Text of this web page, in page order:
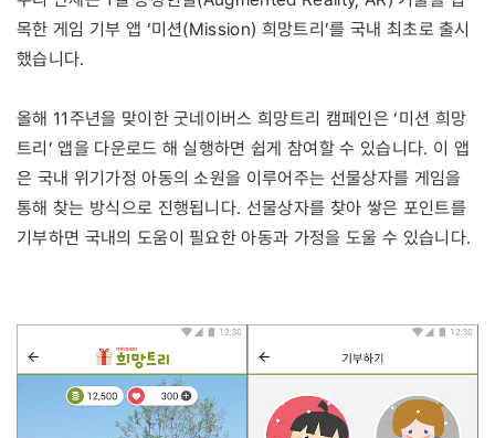
목한 게임 기부 앱 ‘미션(Mission) 희망트리’를 국내 최초로 출시
했습니다.
올해 11주년을 맞이한 굿네이버스 희망트리 캠페인은 ‘미션 희망
트리’ 앱을 다운로드 해 실행하면 쉽게 참여할 수 있습니다. 이 앱
은 국내 위기가정 아동의 소원을 이루어주는 선물상자를 게임을
통해 찾는 방식으로 진행됩니다. 선물상자를 찾아 쌓은 포인트를
기부하면 국내의 도움이 필요한 아동과 가정을 도울 수 있습니다.